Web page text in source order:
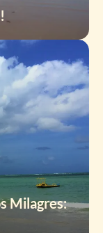
Milagres: